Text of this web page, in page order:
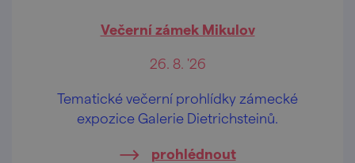
Večerní zámek Mikulov
26. 8. '26
Tematické večerní prohlídky zámecké
expozice Galerie Dietrichsteinů.
prohlédnout